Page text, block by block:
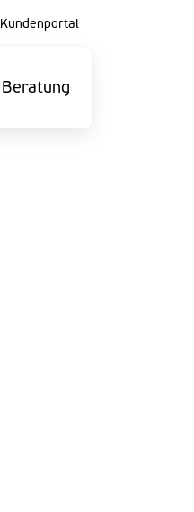
Kundenportal
Beratung